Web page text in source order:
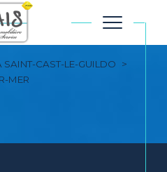
SAINT-CAST-LE-GUILDO
MER